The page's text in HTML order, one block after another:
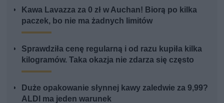
Kawa Lavazza za 0 zł w Auchan! Biorą po kilka
paczek, bo nie ma żadnych limitów
Sprawdziła cenę regularną i od razu kupiła kilka
kilogramów. Taka okazja nie zdarza się często
Duże opakowanie słynnej kawy zaledwie za 9,99?
ALDI ma jeden warunek